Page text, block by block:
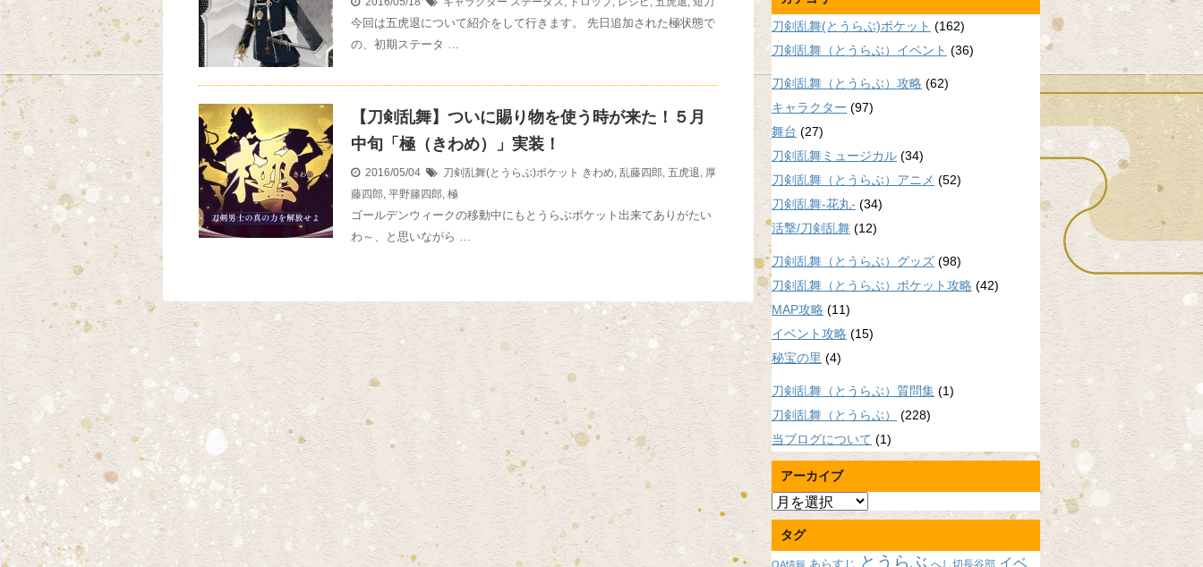
今回は五虎退について紹介をして行きます。 先日追加された極状態で
の、初期ステータ …
【刀剣乱舞】ついに賜り物を使う時が来た！５月
中旬「極（きわめ）」実装！
2016/05/04 刀剣乱舞(とうらぶ)ポケット きわめ, 乱藤四郎, 五虎退, 厚
藤四郎, 平野籐四郎, 極
ゴールデンウィークの移動中にもとうらぶポケット出来てありがたい
わ～、と思いながら …
刀剣乱舞(とうらぶ)ポケット (162)
刀剣乱舞（とうらぶ）イベント (36)
刀剣乱舞（とうらぶ）攻略 (62)
キャラクター (97)
舞台 (27)
刀剣乱舞ミュージカル (34)
刀剣乱舞（とうらぶ）アニメ (52)
刀剣乱舞-花丸- (34)
活撃/刀剣乱舞 (12)
刀剣乱舞（とうらぶ）グッズ (98)
刀剣乱舞（とうらぶ）ポケット攻略 (42)
MAP攻略 (11)
イベント攻略 (15)
秘宝の里 (4)
刀剣乱舞（とうらぶ）質問集 (1)
刀剣乱舞（とうらぶ）
(228)
当ブログについて (1)
アーカイブ
ア
ー
カ
イ
タグ
OA情報 あらすじ とうらぶ へし切長谷部 イベ